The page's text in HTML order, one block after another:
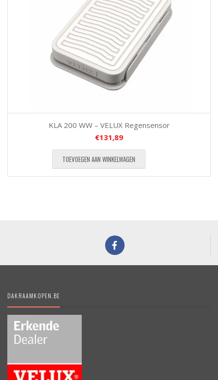
KLA 200 WW – VELUX Regensensor
€131,89
TOEVOEGEN AAN WINKELWAGEN
DAKRAAMKOPEN.BE